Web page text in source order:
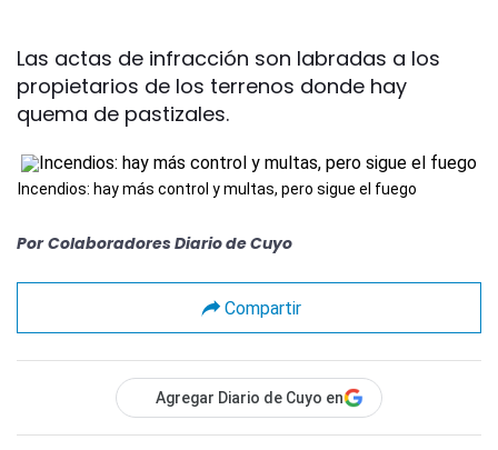
Las actas de infracción son labradas a los
propietarios de los terrenos donde hay
quema de pastizales.
Incendios: hay más control y multas, pero sigue el fuego
Por Colaboradores Diario de Cuyo
Compartir
Agregar Diario de Cuyo en